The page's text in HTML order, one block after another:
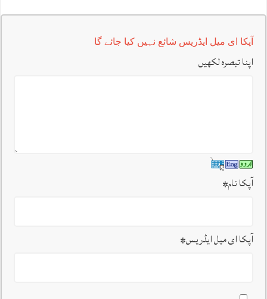
آپکا ای میل ایڈریس شائع نہیں کیا جائے گا
اپنا تبصرہ لکھیں
آپکا نام*
آپکا ای میل ایڈریس*